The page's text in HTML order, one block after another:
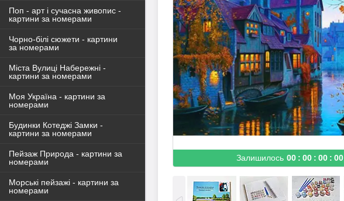
Залишилось 00 00 00 00
Поп - арт і сучасна живопис -
картини за номерами
Чорно-білі сюжети - картини
за номерами
Міста Вулиці Набережні -
картини за номерами
Моя Україна - картини за
номерами
Будинки Котеджі Замки -
картини за номерами
Пейзаж Природа - картини за
номерами
Морські пейзажі - картини за
номерами